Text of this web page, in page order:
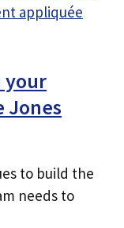
appliquée
your
Jones
to build the
needs to